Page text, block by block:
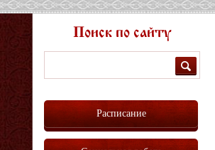
Поиск по сайту
Расписание